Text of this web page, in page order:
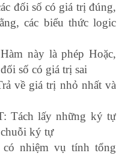
đối số có giá trị đúng,
các biểu thức logic
này là phép Hoặc,
số có giá trị sai
về giá trị nhỏ nhất và
Tách lấy những ký tự
ký tự
nhiệm vụ tính tổng